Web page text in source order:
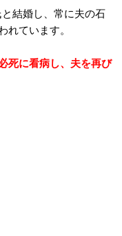
結婚し、常に夫の石
れています。
死に看病し、夫を再び